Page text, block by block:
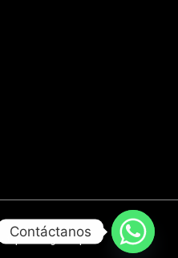
porSysOp
Contáctanos